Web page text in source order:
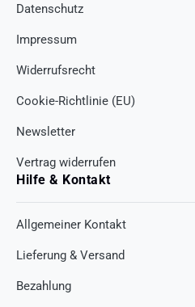
Datenschutz
Impressum
Widerrufsrecht
Cookie-Richtlinie (EU)
Newsletter
Vertrag widerrufen
Hilfe & Kontakt
Allgemeiner Kontakt
Lieferung & Versand
Bezahlung